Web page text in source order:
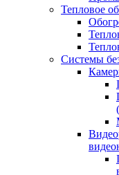
Тепловое
Системы